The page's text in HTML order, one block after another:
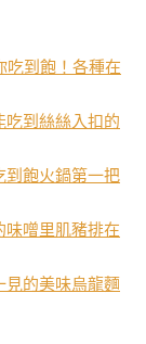
吃到飽！各種在
吃到絲絲入扣的
到飽火鍋第一把
味噌里肌豬排在
見的美味烏龍麵